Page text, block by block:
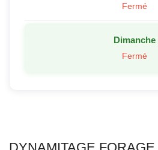
Fermé
Dimanche
Fermé